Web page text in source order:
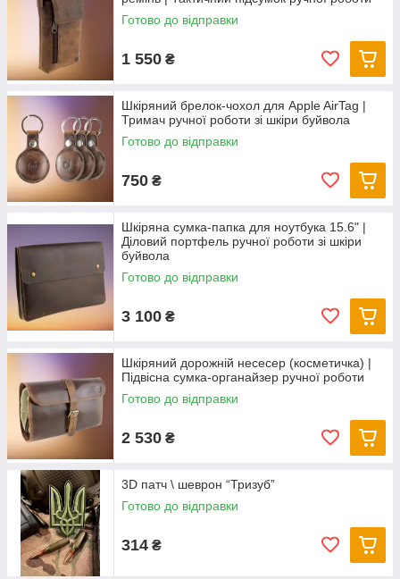
Готово до відправки
1 550 ₴
Шкіряний брелок-чохол для Apple AirTag |
Тримач ручної роботи зі шкіри буйвола
Готово до відправки
750 ₴
Шкіряна сумка-папка для ноутбука 15.6" |
Діловий портфель ручної роботи зі шкіри
буйвола
Готово до відправки
3 100 ₴
Шкіряний дорожній несесер (косметичка) |
Підвісна сумка-органайзер ручної роботи
Готово до відправки
2 530 ₴
3D патч \ шеврон “Тризуб”
Готово до відправки
314 ₴